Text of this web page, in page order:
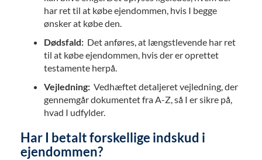
har ret til at købe ejendommen, hvis I begge
ønsker at købe den.
Dødsfald: Det anføres, at længstlevende har ret
til at købe ejendommen, hvis der er oprettet
testamente herpå.
Vejledning: Vedhæftet detaljeret vejledning, der
gennemgår dokumentet fra A-Z, så I er sikre på,
hvad I udfylder.
Har I betalt forskellige indskud i
ejendommen?